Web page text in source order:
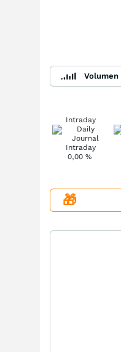
Volumen
Intraday
0,00 %
🎁